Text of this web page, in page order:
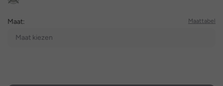
Maat: Maattabel
Maat kiezen